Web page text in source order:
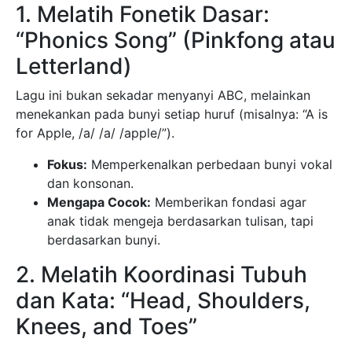
1. Melatih Fonetik Dasar:
“Phonics Song” (Pinkfong atau
Letterland)
Lagu ini bukan sekadar menyanyi ABC, melainkan
menekankan pada bunyi setiap huruf (misalnya: “A is
for Apple, /a/ /a/ /apple/”).
Fokus: Memperkenalkan perbedaan bunyi vokal
dan konsonan.
Mengapa Cocok: Memberikan fondasi agar
anak tidak mengeja berdasarkan tulisan, tapi
berdasarkan bunyi.
2. Melatih Koordinasi Tubuh
dan Kata: “Head, Shoulders,
Knees, and Toes”